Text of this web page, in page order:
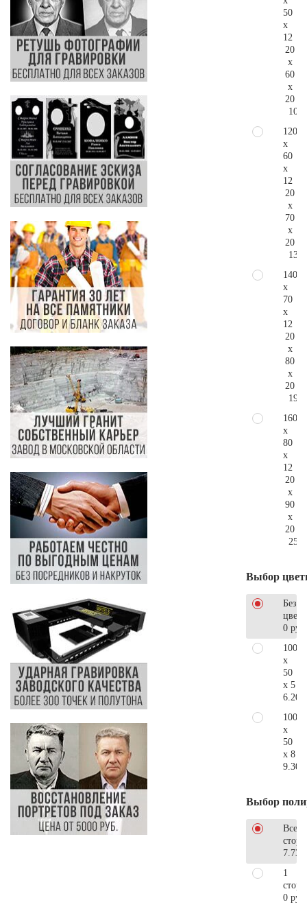
50
x
12
20
x
60
x
20
120
x
60
x
12
20
x
70
x
20
140
x
70
x
12
20
x
80
x
20
160
x
80
x
12
20
x
90
x
20
Выбор
Без
0 руб.
100
x
50
x 5
100
x
50
x 8
Выбор
Все
1
0 руб.